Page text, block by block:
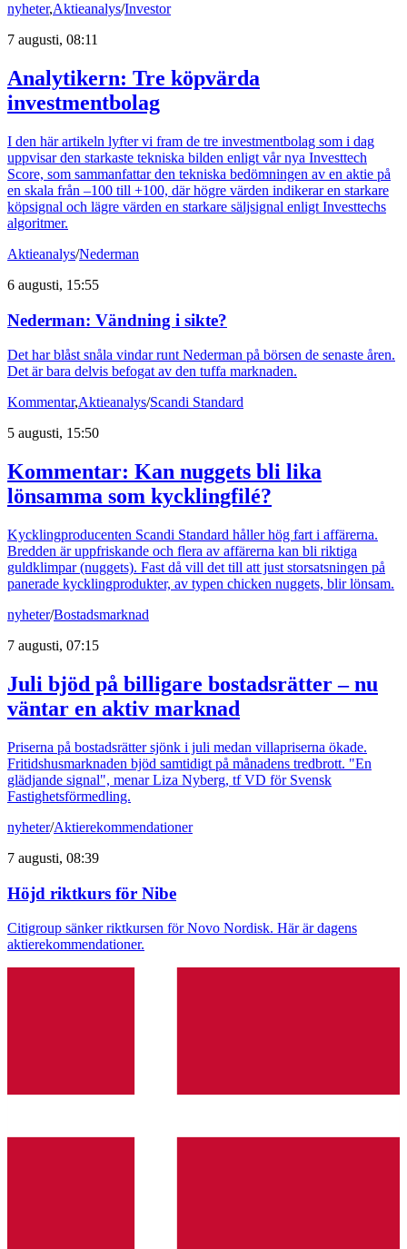
nyheter,Aktieanalys/Investor
7 augusti, 08:11
Analytikern: Tre köpvärda
investmentbolag
I den här artikeln lyfter vi fram de tre investmentbolag som i dag
uppvisar den starkaste tekniska bilden enligt vår nya Investtech
Score, som sammanfattar den tekniska bedömningen av en aktie på
en skala från –100 till +100, där högre värden indikerar en starkare
köpsignal och lägre värden en starkare säljsignal enligt Investtechs
algoritmer.
Aktieanalys/Nederman
6 augusti, 15:55
Nederman: Vändning i sikte?
Det har blåst snåla vindar runt Nederman på börsen de senaste åren.
Det är bara delvis befogat av den tuffa marknaden.
Kommentar,Aktieanalys/Scandi Standard
5 augusti, 15:50
Kommentar: Kan nuggets bli lika
lönsamma som kycklingfilé?
Kycklingproducenten Scandi Standard håller hög fart i affärerna.
Bredden är uppfriskande och flera av affärerna kan bli riktiga
guldklimpar (nuggets). Fast då vill det till att just storsatsningen på
panerade kycklingprodukter, av typen chicken nuggets, blir lönsam.
nyheter/Bostadsmarknad
7 augusti, 07:15
Juli bjöd på billigare bostadsrätter – nu
väntar en aktiv marknad
Priserna på bostadsrätter sjönk i juli medan villapriserna ökade.
Fritidshusmarknaden bjöd samtidigt på månadens tredbrott. "En
glädjande signal", menar Liza Nyberg, tf VD för Svensk
Fastighetsförmedling.
nyheter/Aktierekommendationer
7 augusti, 08:39
Höjd riktkurs för Nibe
Citigroup sänker riktkursen för Novo Nordisk. Här är dagens
aktierekommendationer.